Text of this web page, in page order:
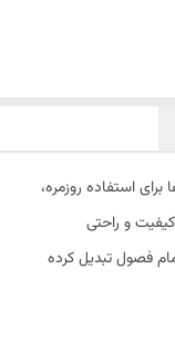
استفاده روزمره،
و راحتی
فصول تبدیل کرده